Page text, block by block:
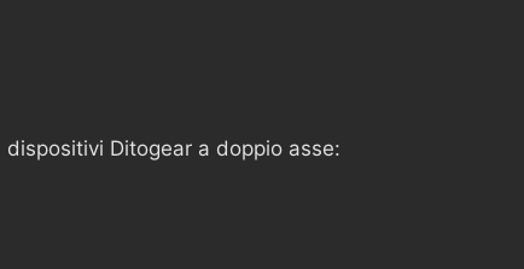
Ditogear a doppio asse: